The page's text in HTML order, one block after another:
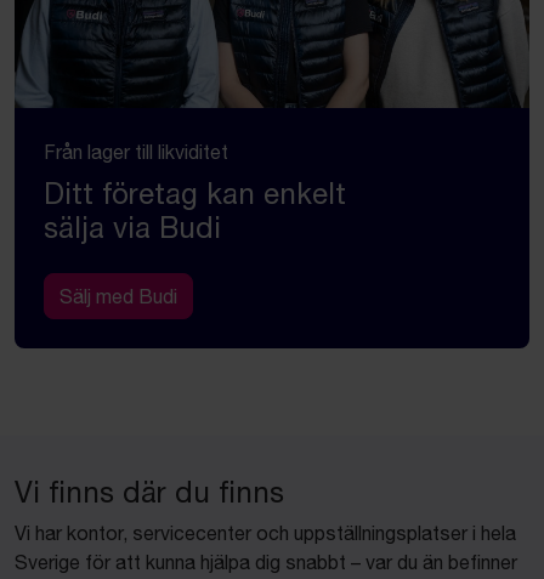
Från lager till likviditet
Ditt företag kan enkelt
sälja via Budi
Sälj med Budi
Vi finns där du finns
Vi har kontor, servicecenter och uppställningsplatser i hela
Sverige för att kunna hjälpa dig snabbt – var du än befinner